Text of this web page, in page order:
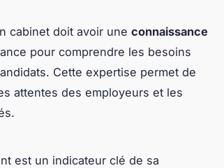
cabinet doit avoir une connaissance
pour comprendre les besoins
Cette expertise permet de
attentes des employeurs et les
est un indicateur clé de sa